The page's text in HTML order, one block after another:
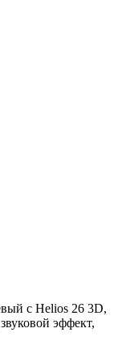
c Helios 26 3D,
эффект,